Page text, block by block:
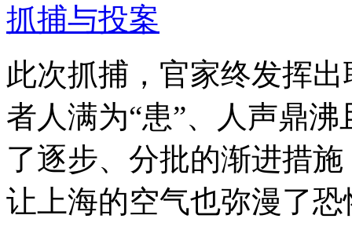
抓捕与投案
此次抓捕，官家终发挥
者人满为“患”、人声鼎
了逐步、分批的渐进措
让上海的空气也弥漫了